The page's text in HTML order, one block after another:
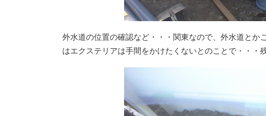
外水道の位置の確認など・・・関東なので、外水道とか
はエクステリアは手間をかけたくないとのことで・・・残